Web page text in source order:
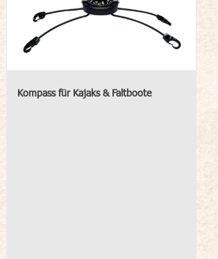
Kompass für Kajaks & Faltboote